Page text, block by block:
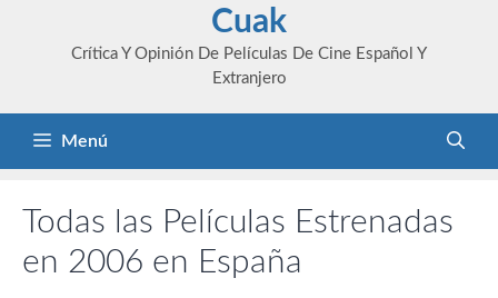
Cuak
Crítica Y Opinión De Películas De Cine Español Y
Extranjero
Menú
Todas las Películas Estrenadas
en 2006 en España